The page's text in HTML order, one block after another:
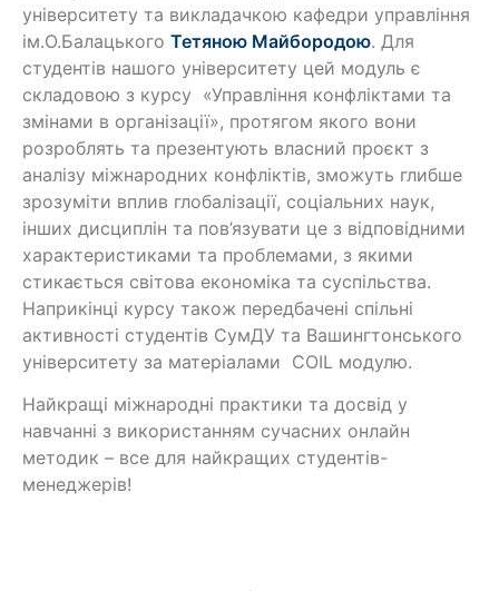
університету та викладачкою кафедри управління
ім.О.Балацького Тетяною Майбородою. Для
студентів нашого університету цей модуль є
складовою з курсу «Управління конфліктами та
змінами в організації», протягом якого вони
розроблять та презентують власний проєкт з
аналізу міжнародних конфліктів, зможуть глибше
зрозуміти вплив глобалізації, соціальних наук,
інших дисциплін та пов’язувати це з відповідними
характеристиками та проблемами, з якими
стикається світова економіка та суспільства.
Наприкінці курсу також передбачені спільні
активності студентів СумДУ та Вашингтонського
університету за матеріалами COIL модулю.
Найкращі міжнародні практики та досвід у
навчанні з використанням сучасних онлайн
методик – все для найкращих студентів-
менеджерів!